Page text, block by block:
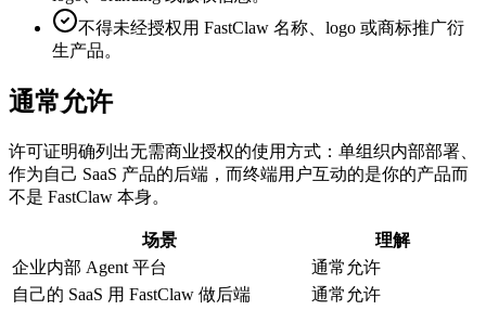
不得未经授权用 FastClaw 名称、logo 或商标推广衍
生产品。
通常允许
许可证明确列出无需商业授权的使用方式：单组织内部部署、
作为自己 SaaS 产品的后端，而终端用户互动的是你的产品而
不是 FastClaw 本身。
场景
理解
企业内部 Agent 平台
通常允许
自己的 SaaS 用 FastClaw 做后端
通常允许